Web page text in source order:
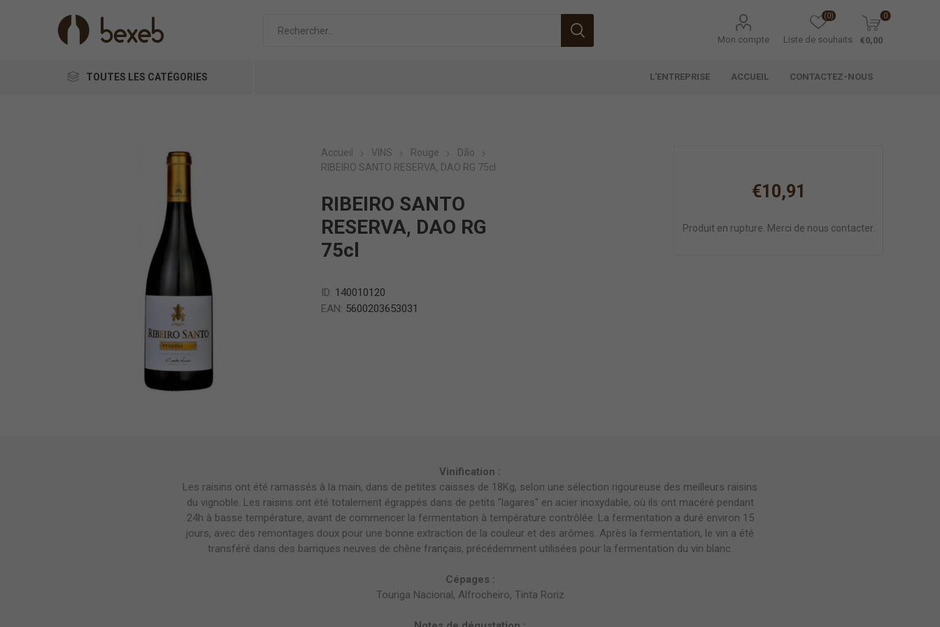
Mon compte Liste de souhaits
(0) 0
€0,00
TOUTES LES CATÉGORIES L'ENTREPRISE ACCUEIL CONTACTEZ-NOUS
Accueil VINS Rouge
Dão
RIBEIRO SANTO RESERVA, DAO RG 75cl
RIBEIRO SANTO
RESERVA, DAO RG
75cl
ID: 140010120
EAN: 5600203653031
€10,91
Produit en rupture. Merci de nous contacter.
Vinification :
Les raisins ont été ramassés à la main, dans de petites caisses de 18Kg, selon une sélection rigoureuse des meilleurs raisins
du vignoble. Les raisins ont été totalement égrappés dans de petits "lagares" en acier inoxydable, où ils ont macéré pendant
24h à basse température, avant de commencer la fermentation à température contrôlée. La fermentation a duré environ 15
jours, avec des remontages doux pour une bonne extraction de la couleur et des arômes. Après la fermentation, le vin a été
transféré dans des barriques neuves de chêne français, précédemment utilisées pour la fermentation du vin blanc.
Cépages :
Touriga Nacional, Alfrocheiro, Tinta Roriz